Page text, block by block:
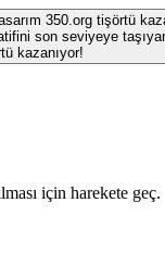
350.org tişörtü
son seviyeye
kazanıyor!
için harekete geç.